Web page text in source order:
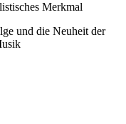
Merkmal
und die Neuheit der